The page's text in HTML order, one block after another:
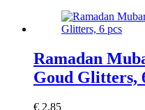
Ramadan
Goud Glitters,
€ 2,85